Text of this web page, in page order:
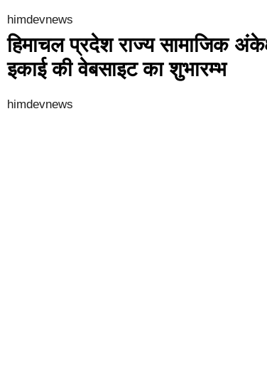
himdevnews
हिमाचल प्रदेश राज्य सामाजिक
इकाई की वेबसाइट का शुभारम्भ
himdevnews